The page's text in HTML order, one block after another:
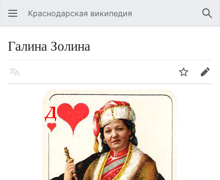
Открыть главное меню Краснодарская википедия
Галина Золина
Язык Следить